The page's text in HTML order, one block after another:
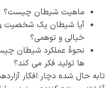
ابتلاء و امتحان در زندگی
شیطان دشمن آشکار
ماهیت شیطان چیست و چه
ماهیت شیطان چیست؟
آیا شیطان یک شخصیت
خیالی و توهمی؟
نحوۀ عملکرد شیطان
ها تولید فکر می کند؟
تابه حال شده دچار افکار